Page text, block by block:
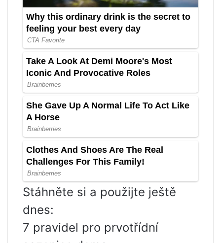
Stáhněte si a použijte ještě
dnes:
7 pravidel pro prvotřídní